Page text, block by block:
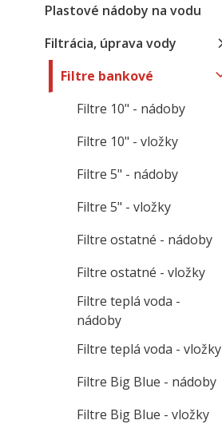
Plastové nádoby na vodu
Filtrácia, úprava vody
Filtre bankové
Filtre 10" - nádoby
Filtre 10" - vložky
Filtre 5" - nádoby
Filtre 5" - vložky
Filtre ostatné - nádoby
Filtre ostatné - vložky
Filtre teplá voda -
nádoby
Filtre teplá voda - vložky
Filtre Big Blue - nádoby
Filtre Big Blue - vložky